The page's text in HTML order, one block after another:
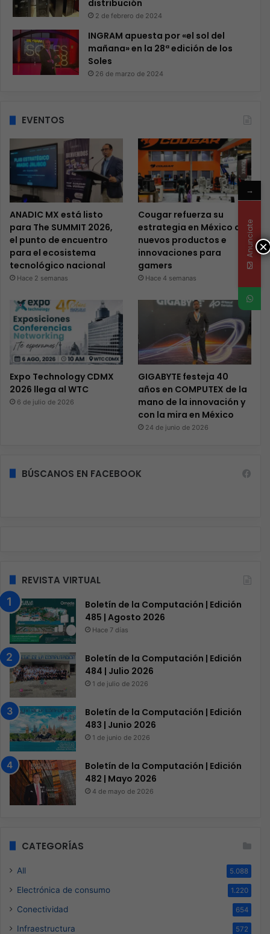
distribución
2 de febrero de 2024
INGRAM apuesta por «el sol del
mañana» en la 28ª edición de los
Soles
26 de marzo de 2024
EVENTOS
ANADIC MX está listo
para The SUMMIT 2026,
el punto de encuentro
para el ecosistema
tecnológico nacional
Hace 2 semanas
Cougar refuerza su
estrategia en México con
nuevos productos e
innovaciones para
gamers
Hace 4 semanas
Expo Technology CDMX
2026 llega al WTC
6 de julio de 2026
GIGABYTE festeja 40
años en COMPUTEX de la
mano de la innovación y
con la mira en México
24 de junio de 2026
BÚSCANOS EN FACEBOOK
REVISTA VIRTUAL
Boletín de la Computación | Edición
485 | Agosto 2026
Hace 7 días
Boletín de la Computación | Edición
484 | Julio 2026
1 de julio de 2026
Boletín de la Computación | Edición
483 | Junio 2026
1 de junio de 2026
Boletín de la Computación | Edición
482 | Mayo 2026
4 de mayo de 2026
CATEGORÍAS
All 5.088
Electrónica de consumo 1.220
Conectividad 654
Infraestructura 572
×
→
Anunciate